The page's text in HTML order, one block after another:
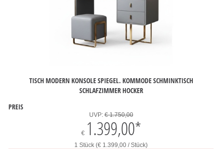
TISCH MODERN KONSOLE SPIEGEL. KOMMODE SCHMINKTISCH
SCHLAFZIMMER HOCKER
PREIS
UVP:€ 1.750,00
€ 1.399,00*
1 Stück (€ 1.399,00 / Stück)